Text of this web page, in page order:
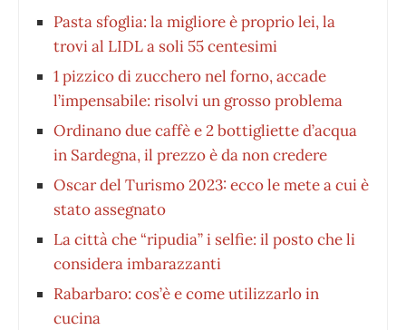
Pasta sfoglia: la migliore è proprio lei, la
trovi al LIDL a soli 55 centesimi
1 pizzico di zucchero nel forno, accade
l’impensabile: risolvi un grosso problema
Ordinano due caffè e 2 bottigliette d’acqua
in Sardegna, il prezzo è da non credere
Oscar del Turismo 2023: ecco le mete a cui è
stato assegnato
La città che “ripudia” i selfie: il posto che li
considera imbarazzanti
Rabarbaro: cos’è e come utilizzarlo in
cucina